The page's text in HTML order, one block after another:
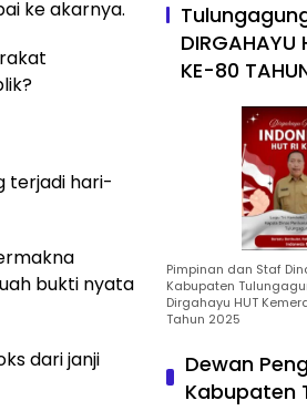
ke akarnya.
terjadi hari-
bukti nyata
dari janji
DIRGAHAYU
KE-80
Pimpinan dan Staf
Kabupaten
Dirgahayu HUT
Tahun 2025
Dewan
Kabupaten